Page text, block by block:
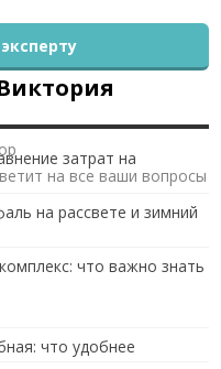
на все ваши вопросы
затрат на
на рассвете и зимний
что важно знать
что удобнее